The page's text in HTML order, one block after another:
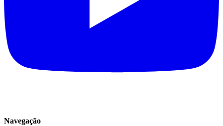
Navegação